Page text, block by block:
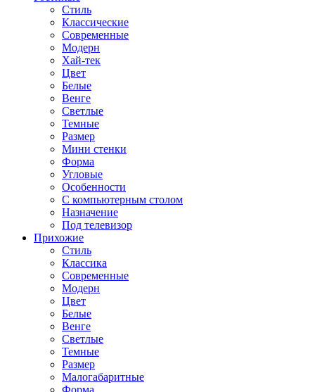
Стиль
Классические
Современные
Модерн
Хай-тек
Цвет
Белые
Венге
Светлые
Темные
Размер
Мини стенки
Форма
Угловые
Особенности
С компьютерным столом
Назначение
Под телевизор
Прихожие
Стиль
Классика
Современные
Модерн
Цвет
Белые
Венге
Светлые
Темные
Размер
Малогабаритные
Форма